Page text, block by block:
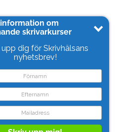
AB
13 24 56
46, Göteborg
414 58 Göteborg
information om
skrivarkurser
upp dig för Skrivhälsans
nyhetsbrev!